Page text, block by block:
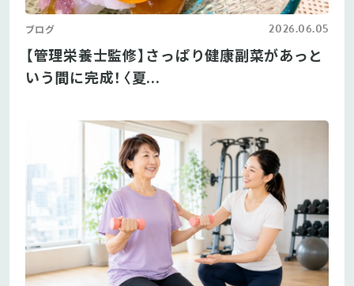
ブログ 2026.06.05
【管理栄養士監修】さっぱり健康副菜があっと
いう間に完成！〈夏...